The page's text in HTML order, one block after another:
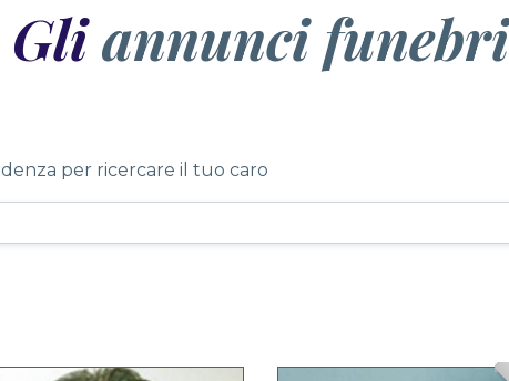
Gliannunci funebri
per ricercare il tuo caro